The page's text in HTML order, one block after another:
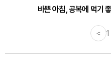
바쁜 아침, 공복에 먹기
30대부터 유병률 2배...여자
<